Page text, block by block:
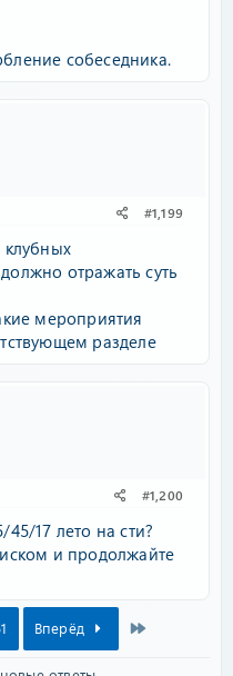
собеседника.
#1,199
клубных
отражать суть
мероприятия
разделе
#1,200
17 лето на сти?
и продолжайте
Вперёд